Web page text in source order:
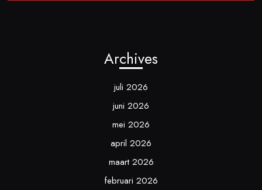
Archives
juli 2026
juni 2026
mei 2026
april 2026
maart 2026
februari 2026